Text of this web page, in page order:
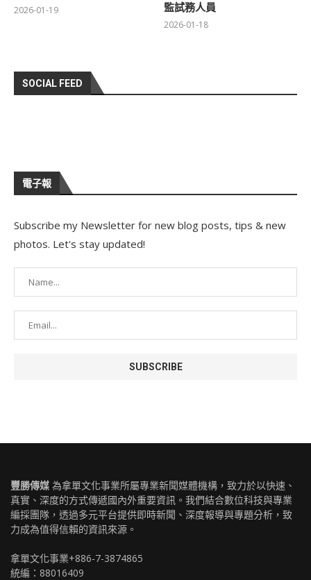
2026-01-19
監試務人員
2026-01-18
SOCIAL FEED
電子報
Subscribe my Newsletter for new blog posts, tips & new
photos. Let's stay updated!
豐勝傳媒 為拿單文化事業所屬專業新聞媒體機構，致力於以快速、
真實、深度的方式傳遞國內外重要資訊。我們結合數位科技與專業
編採團隊，透過多元平台提供即時新聞、深度報導與專題分析，致
力成為值得信賴的資訊來源。
拿單文化事業+886-7-3874865
統編：88016409